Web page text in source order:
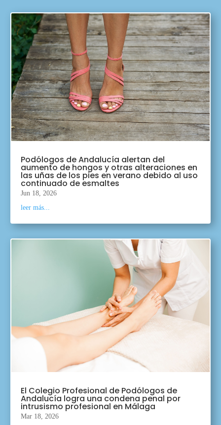
Podólogos de Andalucía alertan del
aumento de hongos y otras alteraciones en
las uñas de los pies en verano debido al uso
continuado de esmaltes
Jun 18, 2026
leer más...
El Colegio Profesional de Podólogos de
Andalucía logra una condena penal por
intrusismo profesional en Málaga
Mar 18, 2026